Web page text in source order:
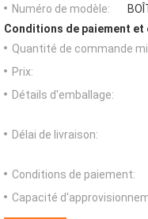
Numéro de modèle:
Conditions de paiement et
Quantité de commande
Prix:
Détails d'emballage:
Délai de livraison:
Conditions de paiement:
Capacité